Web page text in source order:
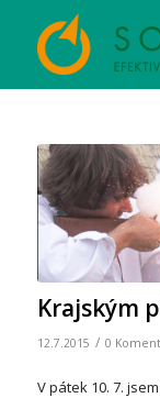
Krajským
12.7.2015 / 0
V pátek 10. 7.